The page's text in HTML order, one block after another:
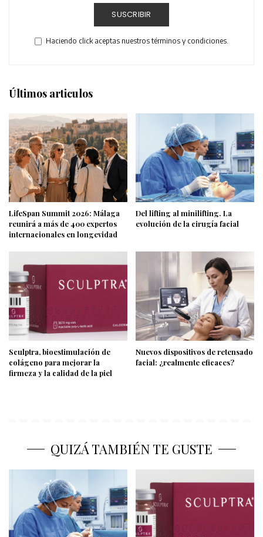
SUSCRIBIR
Haciendo click aceptas nuestros términos y condiciones.
Últimos articulos
LifeSpan Summit 2026: Málaga
reunirá a más de 400 expertos
internacionales en longevidad
Del lifting al minilifting. La
evolución de la cirugía facial
Sculptra, bioestimulación de
colágeno para mejorar la
firmeza y la calidad de la piel
Nuevos dispositivos de retensado
facial: ¿realmente eficaces?
QUIZÁ TAMBIÉN TE GUSTE